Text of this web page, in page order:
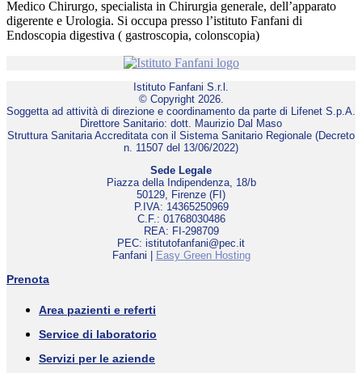
Medico Chirurgo, specialista in Chirurgia generale, dell’apparato
digerente e Urologia. Si occupa presso l’istituto Fanfani di
Endoscopia digestiva ( gastroscopia, colonscopia)
Istituto Fanfani S.r.l.
© Copyright 2026.
Soggetta ad attività di direzione e coordinamento da parte di Lifenet S.p.A.
Direttore Sanitario: dott. Maurizio Dal Maso
Struttura Sanitaria Accreditata con il Sistema Sanitario Regionale (Decreto
n. 11507 del 13/06/2022)
Sede Legale
Piazza della Indipendenza, 18/b
50129, Firenze (FI)
P.IVA: 14365250969
C.F.: 01768030486
REA: FI-298709
PEC: istitutofanfani@pec.it
Fanfani |
Easy Green Hosting
Prenota
Area pazienti e referti
Service di laboratorio
Servizi per le aziende